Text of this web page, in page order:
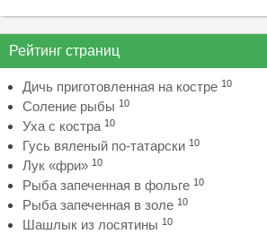
Рейтинг страниц
Дичь приготовленная на костре 10
Соление рыбы 10
Уха с костра 10
Гусь вяленый по-татарски 10
Лук «фри» 10
Рыба запеченная в фольге 10
Рыба запеченная в золе 10
Шашлык из лосятины 10